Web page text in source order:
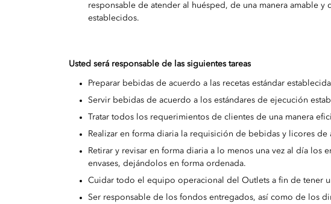
responsable de atender al huésped, de una manera amable y
establecidos.
Usted será responsable de las siguientes tareas
Preparar bebidas de acuerdo a las recetas estándar
Servir bebidas de acuerdo a los estándares de ejecución
Tratar todos los requerimientos de clientes de una manera
Realizar en forma diaria la requisición de bebidas y licores
Retirar y revisar en forma diaria a lo menos una vez al día los
envases, dejándolos en forma ordenada.
Cuidar todo el equipo operacional del Outlets a fin de tener
Ser responsable de los fondos entregados, así como de los